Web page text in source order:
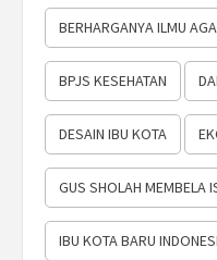
BERHARGANYA ILMU
BPJS KESEHATAN
DESAIN IBU KOTA
GUS SHOLAH MEMBELA
IBU KOTA BARU